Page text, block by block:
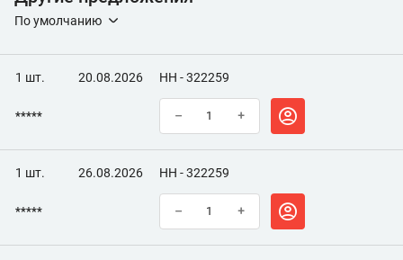
По умолчанию
1 шт. 20.08.2026 НН - 322259
***** – +
1 шт. 26.08.2026 НН - 322259
***** – +